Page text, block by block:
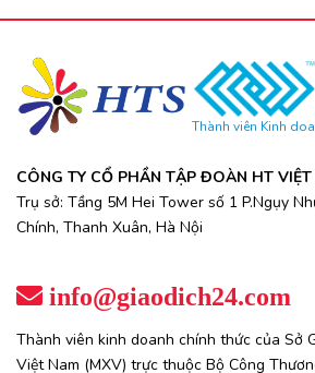
Thành viên Kinh
CÔNG TY CỔ PHẦN TẬP ĐOÀN HT VIỆT
Trụ sở: Tầng 5M Hei Tower số 1 P.Ngụy
Chính, Thanh Xuân, Hà Nội
info@giaodich24.com
Thành viên kinh doanh chính thức của Sở
Việt Nam (MXV) trực thuộc Bộ Công